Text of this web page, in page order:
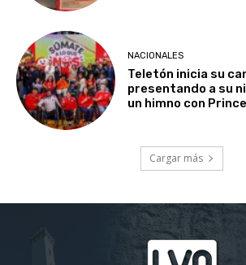
NACIONALES
Teletón inicia su
presentando a su
un himno con
Cargar más